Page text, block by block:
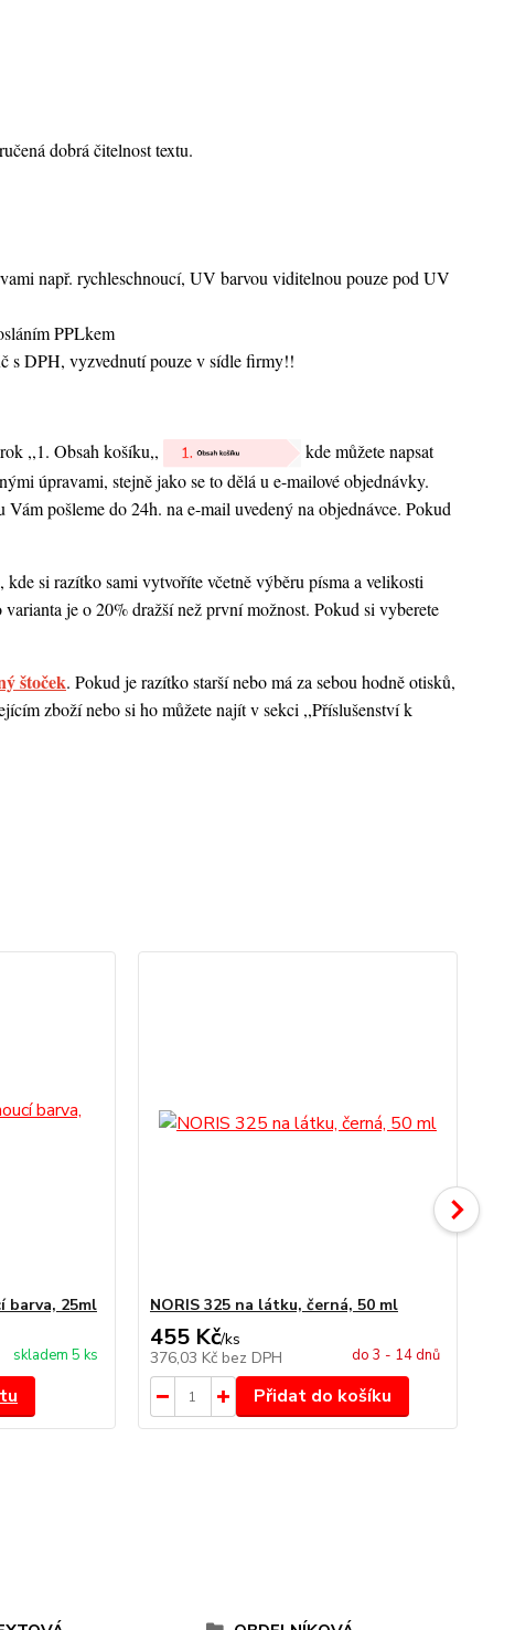
dobrá čitelnost textu.
např. rychleschnoucí, UV barvou viditelnou pouze pod UV
PPLkem
s DPH, vyzvednutí pouze v sídle firmy!!
,,1. Obsah košíku,,
kde můžete napsat
úpravami, stejně jako se to dělá u e-mailové objednávky.
pošleme do 24h. na e-mail uvedený na objednávce. Pokud
si razítko sami vytvoříte včetně výběru písma a velikosti
je o 20% dražší než první možnost. Pokud si vyberete
štoček. Pokud je razítko starší nebo má za sebou hodně otisků,
zboží nebo si ho můžete najít v sekci ,,Příslušenství k
barva, 25ml
skladem 5 ks
NORIS 325 na látku, černá, 50 ml
455 Kč/ks
376,03 Kč bez DPH do 3 - 14 dnů
Přidat do košíku